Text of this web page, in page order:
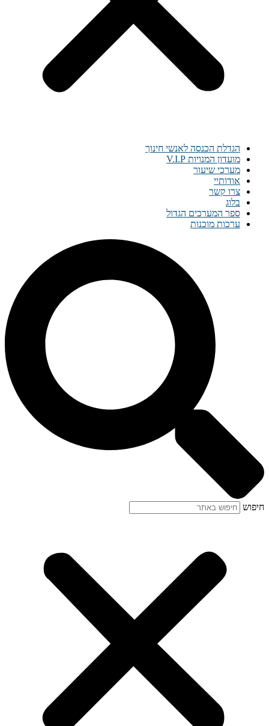
הגדלת הכנסה לאנשי חינוך
מועדון המנויות V.I.P
מערכי שיעור
אודותיי
צרו קשר
בלוג
ספר המערכים הגדול
ערכות מוכנות
חיפוש